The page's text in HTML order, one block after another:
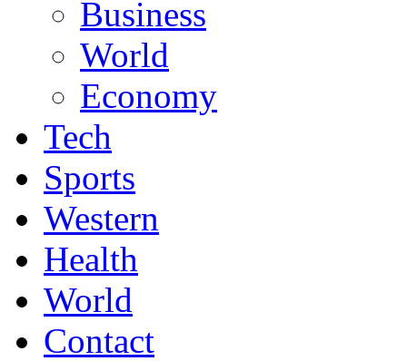
Business
World
Economy
Tech
Sports
Western
Health
World
Contact